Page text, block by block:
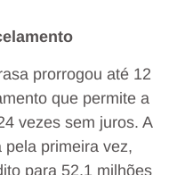
prorrogou até 12
que permite a
vezes sem juros. A
primeira vez,
para 52,1 milhões